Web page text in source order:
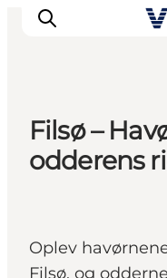
Det sker
Køb billet
Filsø –
odderens
Oplev
Filsø, og